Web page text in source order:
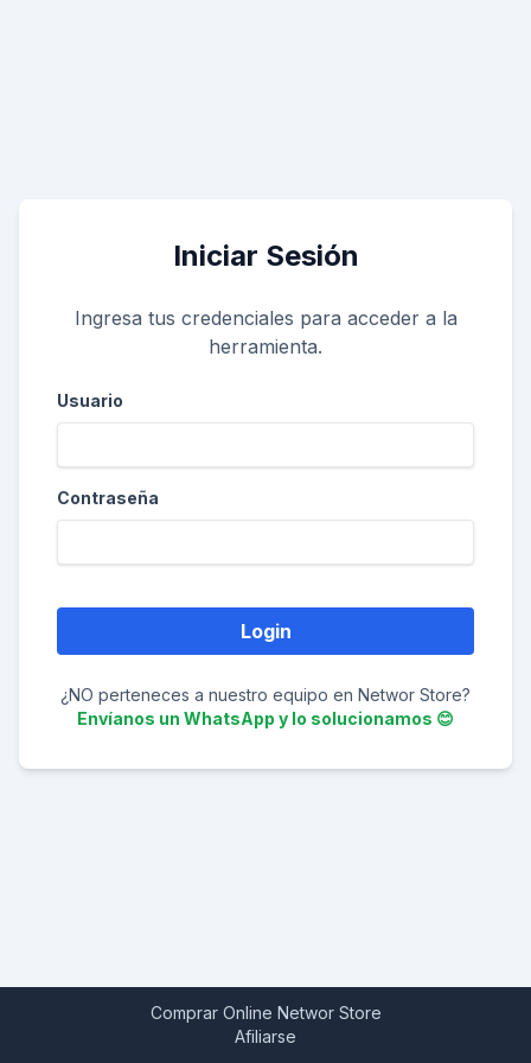
Iniciar Sesión
Ingresa tus credenciales para acceder a la
herramienta.
Usuario
Contraseña
¿NO perteneces a nuestro equipo en Networ Store?
Envíanos un WhatsApp y lo solucionamos 😊
Comprar Online Networ Store
Afiliarse